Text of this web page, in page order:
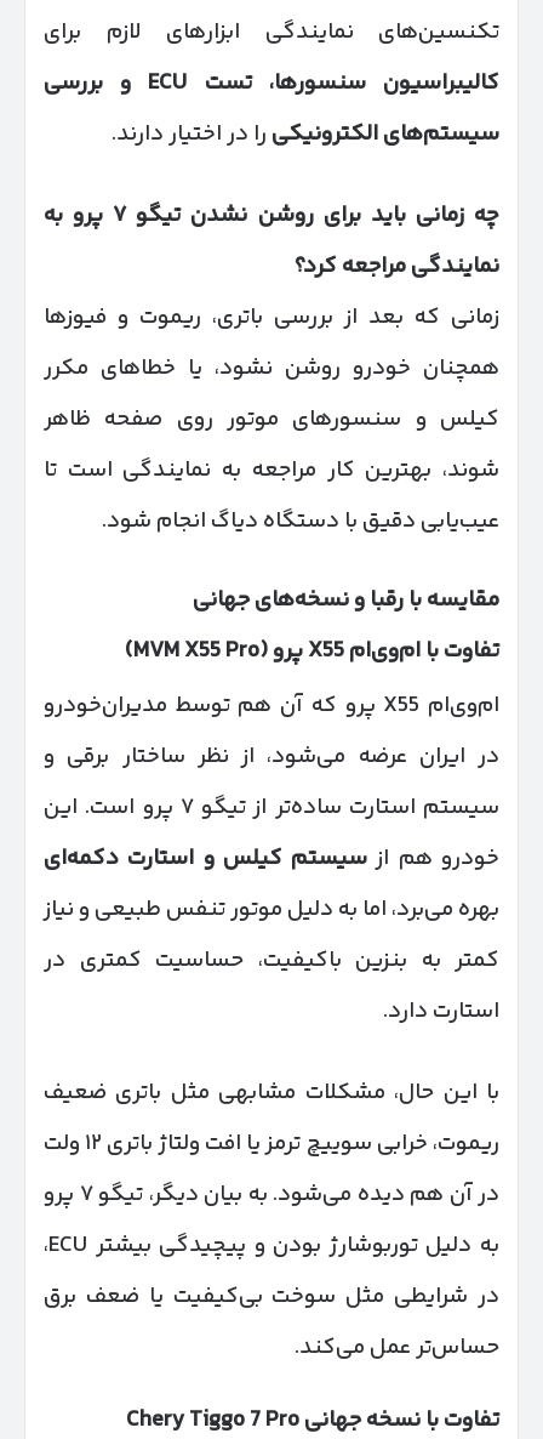
تکنسین‌های نمایندگی ابزارهای لازم برای
کالیبراسیون سنسورها، تست
و بررسی
سیستم‌های الکترونیکی را در اختیار دارند.
چه زمانی باید برای روشن نشدن تیگو۷ پرو به
نمایندگی مراجعه کرد؟
زمانی که بعد از بررسی باتری، ریموت و فیوزها
همچنان خودرو روشن نشود، یا خطاهای مکرر
کیلس و سنسورهای موتور روی صفحه ظاهر
شوند، بهترین کار مراجعه به نمایندگی است تا
عیب‌یابی دقیق با دستگاه دیاگ انجام شود.
مقایسه با رقبا و نسخه‌های جهانی
تفاوت با ام‌وی‌ام
پرو(MVM X55 Pro)
ام‌وی‌ام X55 پرو که آن هم توسط مدیران‌خودرو
در ایران عرضه می‌شود، از نظر ساختار برقی و
سیستم استارت ساده‌تر از تیگو ۷ پرو است. این
خودرو هم از سیستم کیلس و استارت دکمه‌ای
بهره می‌برد، اما به دلیل موتور تنفس طبیعی و نیاز
کمتر به بنزین باکیفیت، حساسیت کمتری در
استارت دارد.
با این حال، مشکلات مشابهی مثل باتری ضعیف
ریموت، خرابی سوییچ ترمز یا افت ولتاژ باتری ۱۲ ولت
در آن هم دیده می‌شود. به بیان دیگر، تیگو ۷ پرو
به دلیل توربوشارژ بودن و پیچیدگی بیشتر ECU،
در شرایطی مثل سوخت بی‌کیفیت یا ضعف برق
حساس‌تر عمل می‌کند.
تفاوت با نسخه جهانی